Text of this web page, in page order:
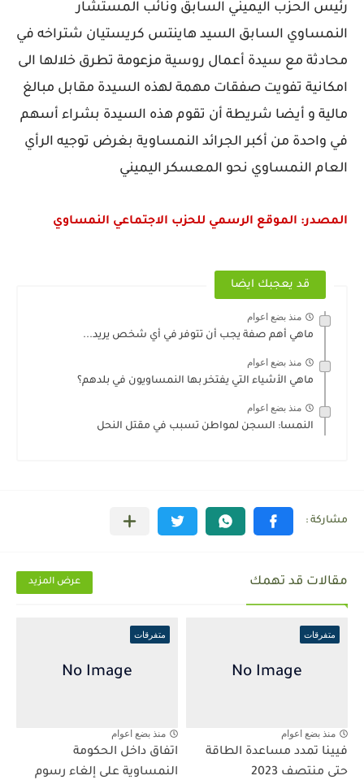
رئيس الحزب اليميني السابق ونائب المستشار
النمساوي السابق السيد هاينتس كريستيان شتراخه في
محادثة مع سيدة أعمال روسية مزعومة تطرق خلالها الى
امكانية تفويت صفقات مهمة لهذه السيدة مقابل مبالغ
مالية و أيضا شريطة أن تقوم هذه السيدة بشراء أسهم
في واحدة من أكبر الجرائد النمساوية بغرض توجيه الرأي
العام النمساوي نحو المعسكر اليميني
المصدر: الموقع الرسمي للحزب الاجتماعي النمساوي
قد يعجبك ايضا
منذ بضع اعوام
ماهي أهم صفة يجب أن تتوفر في أي شخص يريد...
منذ بضع اعوام
ماهي الأشياء التي يفتخر بها النمساويون في بلدهم؟
منذ بضع اعوام
النمسا: السجن لمواطن تسبب في مقتل النحل
مقالات قد تهمك عرض المزيد
متفرقات
منذ بضع اعوام
فيينا تمدد مساعدة الطاقة
حتى منتصف 2023
متفرقات
منذ بضع اعوام
اتفاق داخل الحكومة
النمساوية على إلغاء رسوم